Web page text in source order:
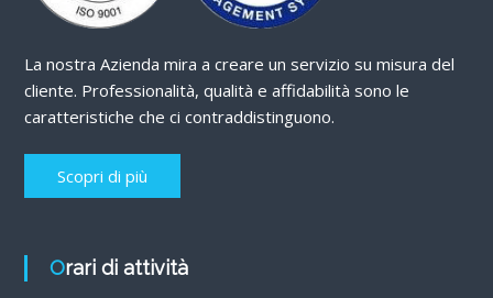
La nostra Azienda mira a creare un servizio su misura del
cliente. Professionalità, qualità e affidabilità sono le
caratteristiche che ci contraddistinguono.
Scopri di più
Orari di attività